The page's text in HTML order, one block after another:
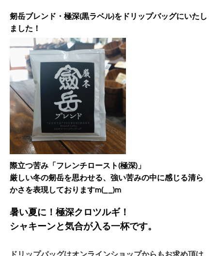
剱岳ブレンド・極深(黒ラベル)をドリップバッグにいたし
ました！
際立つ苦み「フレンチロースト(極深)」
厳しい冬の剱岳を思わせる、強い苦みの中に感じる清ら
かさを表現しておりますm(__)m
暑い夏に！極深クロツルギ！
シャキーンと気合が入る一杯です。
ドリップバッグはオンラインショップからもお求め頂け